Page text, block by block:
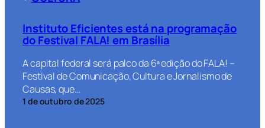
Instituto Eficientes está na programação
do Festival FALA! em Brasília
A capital federal será palco da 6ª edição do FALA! –
Festival de Comunicação, Cultura e Jornalismo de
Causas, que…
1 de outubro de 2025